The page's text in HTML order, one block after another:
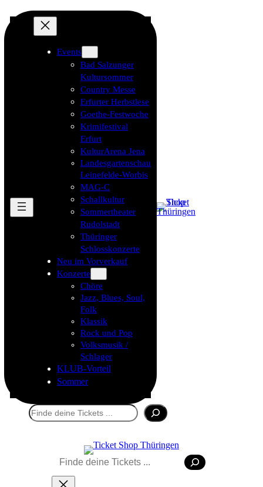
Events
Bad Salzunger
Kultursommer
Country Messe
Erfurter Herbstlese
Goethe-Festwoche
Krimifestival
Erfurt
KulturArena Jena
Landesgartenschau
Leinefelde-Worbis
MAG-C
Schallkultur
Sommertheater
Rudolstadt
Thüringer
Schlosskonzerte
Neu im Vorverkauf
Konzerte
Chöre
Jazz, Blues, Soul,
Folk
Klassik
Rock und Pop
Volksmusik /
Schlager
KLUB-Vorteil
Sommer
Suchen
Suchen
Tickets kaufen